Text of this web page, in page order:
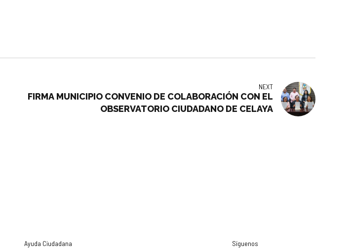
NEXT
FIRMA MUNICIPIO CONVENIO DE COLABORACIÓN CON EL
OBSERVATORIO CIUDADANO DE CELAYA
Ayuda Ciudadana Síguenos